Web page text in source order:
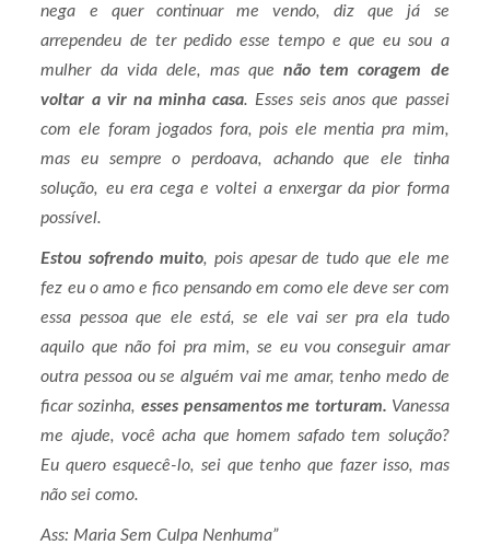
nega e quer continuar me vendo, diz que já se
arrependeu de ter pedido esse tempo e que eu sou a
mulher da vida dele, mas quenão tem coragem de
voltar a vir na minha casa. Esses seis anos que passei
com ele foram jogados fora, pois ele mentia pra mim,
mas eu sempre o perdoava, achando que ele tinha
solução, eu era cega e voltei a enxergar da pior forma
possível.
Estou sofrendo muito, pois apesar de tudo que ele me
fez eu o amo e fico pensando em como ele deve ser com
essa pessoa que ele está, se ele vai ser pra ela tudo
aquilo que não foi pra mim, se eu vou conseguir amar
outra pessoa ou se alguém vai me amar, tenho medo de
ficar sozinha, esses pensamentos me torturam. Vanessa
me ajude, você acha que homem safado tem solução?
Eu quero esquecê-lo, sei que tenho que fazer isso, mas
não sei como.
Ass: Maria Sem Culpa Nenhuma”